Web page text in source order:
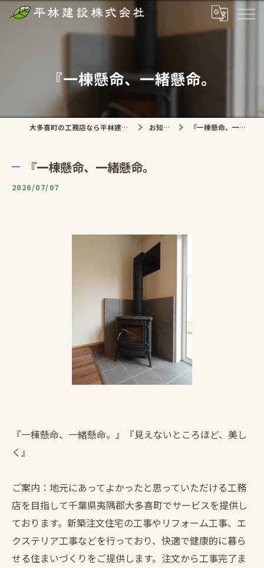
『一棟懸命、一緒懸命。
大多喜町の工務店なら平林建設株式会社 お知らせ 『一棟懸命、一緒懸命。
『一棟懸命、一緒懸命。
2026/07/07
『一棟懸命、一緒懸命。』『見えないところほど、美し
く』
ご案内：地元にあってよかったと思っていただける工務
店を目指して千葉県夷隅郡大多喜町でサービスを提供し
ております。新築注文住宅の工事やリフォーム工事、エ
クステリア工事などを行っており、快適で健康的に暮ら
せる住まいづくりをご提供します。注文から工事完了ま